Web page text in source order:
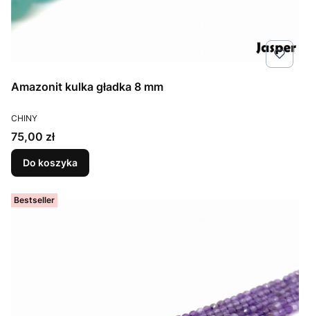
Amazonit kulka gładka 8 mm
PRODUCENT
CHINY
Cena
75,00 zł
Do koszyka
Bestseller